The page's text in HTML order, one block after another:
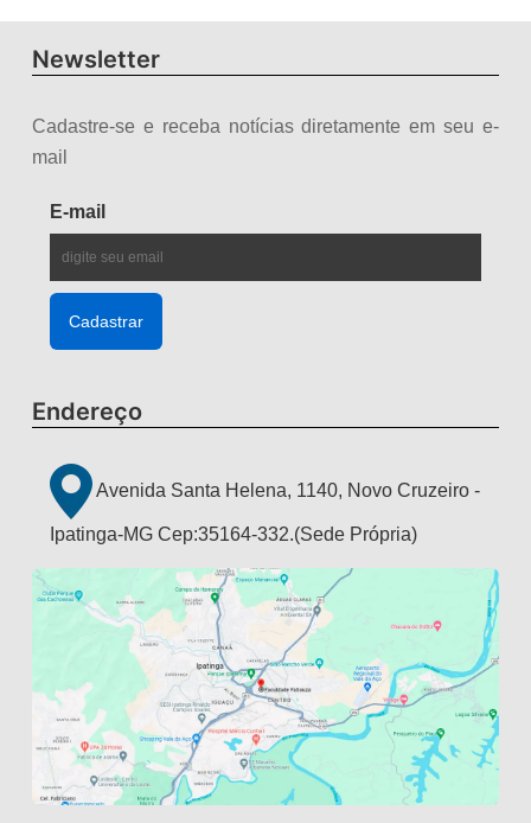
Newsletter
Cadastre-se e receba notícias diretamente em seu e-
mail
E-mail
Endereço
Avenida Santa Helena, 1140, Novo Cruzeiro -
Ipatinga-MG Cep:35164-332.(Sede Própria)